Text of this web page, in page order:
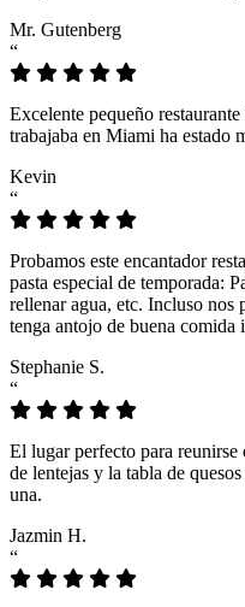
Mr. Gutenberg
“
Excelente pequeño
trabajaba en Miami ha estado
Kevin
“
Probamos este encantador
pasta especial de temporada:
rellenar agua, etc. Incluso nos
tenga antojo de buena comida
Stephanie S.
“
El lugar perfecto para reunirse
de lentejas y la tabla de
una.
Jazmin H.
“